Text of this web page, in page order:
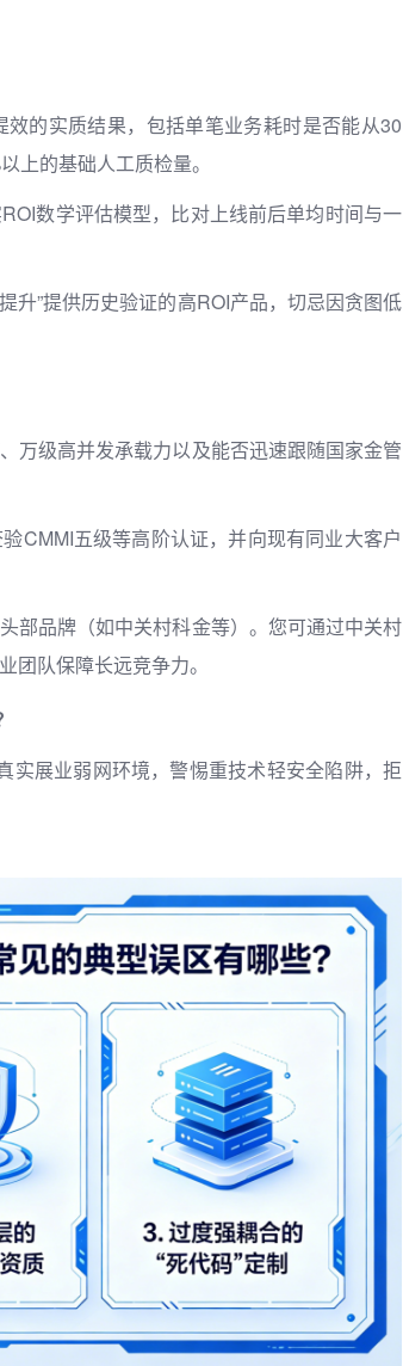
的实质结果，包括单笔业务耗时是否能从30
上的基础人工质检量。
数学评估模型，比对上线前后单均时间与一
升”提供历史验证的高ROI产品，切忌因贪图低
万级高并发承载力以及能否迅速跟随国家金管
CMMI五级等高阶认证，并向现有同业大客户
部品牌（如中关村科金等）。您可通过中关村
团队保障长远竞争力。
实展业弱网环境，警惕重技术轻安全陷阱，拒